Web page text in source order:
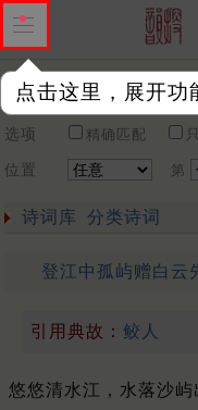
点击这里，展开功
关键词
选项 精确匹配
位置 第
诗词库 分类诗词
登江中孤屿赠白云
引用典故： 鲛人
悠悠清水江，水落沙屿